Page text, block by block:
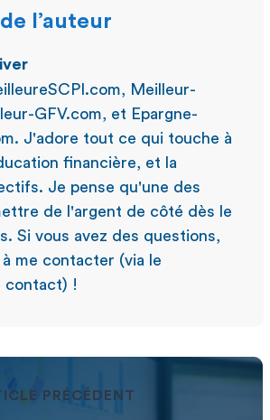
l’auteur
Meilleur-
GFV.com, et Epargne-
J'adore tout ce qui touche à
financière, et la
Je pense qu'une des
de l'argent de côté dès le
Si vous avez des questions,
me contacter (via le
contact) !
PRÉCÉDENT